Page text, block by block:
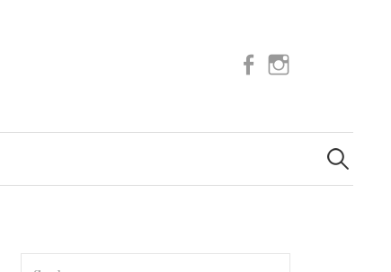
Facebook
Suchen
nach: